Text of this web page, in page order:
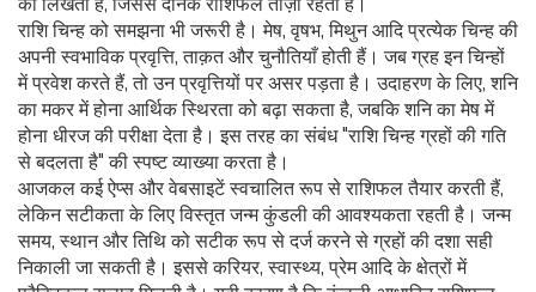
राशि चिन्ह को समझना भी जरूरी है। मेष, वृषभ, मिथुन आदि प्रत्येक चिन्ह की
अपनी स्वभाविक प्रवृत्ति, ताक़त और चुनौतियाँ होती हैं। जब ग्रह इन चिन्हों
में प्रवेश करते हैं, तो उन प्रवृत्तियों पर असर पड़ता है। उदाहरण के लिए, शनि
का मकर में होना आर्थिक स्थिरता को बढ़ा सकता है, जबकि शनि का मेष में
होना धीरज की परीक्षा देता है। इस तरह का संबंध "राशि चिन्ह ग्रहों की गति
से बदलता है" की स्पष्ट व्याख्या करता है।
आजकल कई ऐप्स और वेबसाइटें स्वचालित रूप से राशिफल तैयार करती हैं,
लेकिन सटीकता के लिए विस्तृत जन्म कुंडली की आवश्यकता रहती है। जन्म
समय, स्थान और तिथि को सटीक रूप से दर्ज करने से ग्रहों की दशा सही
निकाली जा सकती है। इससे करियर, स्वास्थ्य, प्रेम आदि के क्षेत्रों में